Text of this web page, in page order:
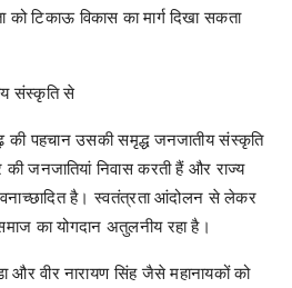
टिकाऊ विकास का मार्ग दिखा सकता
संस्कृति से
की पहचान उसकी समृद्ध जनजातीय संस्कृति
जनजातियां निवास करती हैं और राज्य
है। स्वतंत्रता आंदोलन से लेकर
का योगदान अतुलनीय रहा है।
और वीर नारायण सिंह जैसे महानायकों को